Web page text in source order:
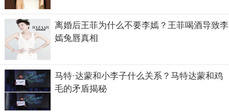
师的教诲永不忘。
离婚后王菲为什么不要李嫣？王菲喝酒导致李
嫣兔唇真相
马特·达蒙和小李子什么关系？马特达蒙和鸡
毛的矛盾揭秘